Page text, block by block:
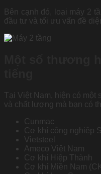
Bên cạnh đó, loại máy 2
đầu tư và tối ưu vấn đề
Tại Việt Nam, hiện có một
và chất lượng mà bạn có
Cunmac
Cơ khí công nghiệp
Vietsteel
Ameco Việt Nam
Cơ khí Hiệp Thành
Cơ khí Miền Nam